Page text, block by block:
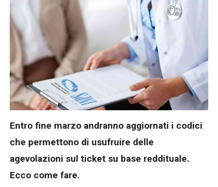
Entro fine marzo andranno aggiornati i codici
che permettono di usufruire delle
agevolazioni sul ticket su base reddituale.
Ecco come fare.